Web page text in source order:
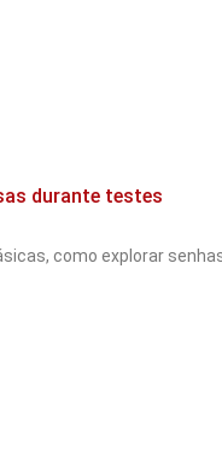
durante testes
como explorar